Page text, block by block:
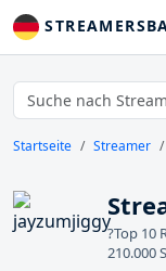
Startseite Streamer
?️Top 10
210.000